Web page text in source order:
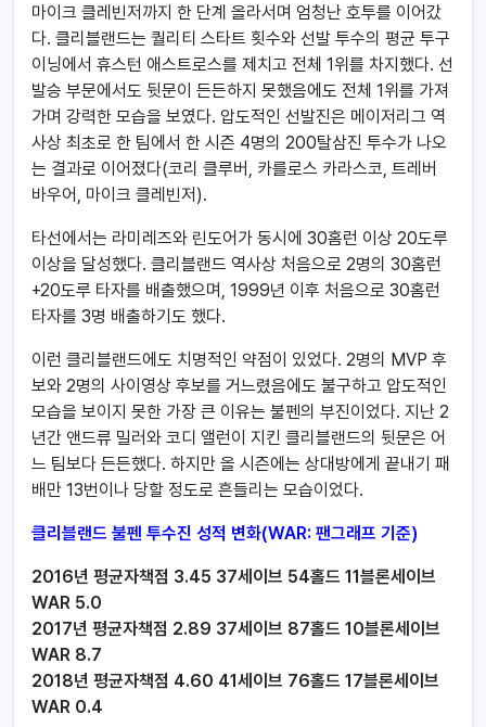
마이크 클레빈저까지 한 단계 올라서며 엄청난 호투를 이어갔
다. 클리블랜드는 퀄리티 스타트 횟수와 선발 투수의 평균 투구
이닝에서 휴스턴 애스트로스를 제치고 전체 1위를 차지했다. 선
발승 부문에서도 뒷문이 든든하지 못했음에도 전체 1위를 가져
가며 강력한 모습을 보였다. 압도적인 선발진은 메이저리그 역
사상 최초로 한 팀에서 한 시즌 4명의 200탈삼진 투수가 나오
는 결과로 이어졌다(코리 클루버, 카를로스 카라스코, 트레버
바우어, 마이크 클레빈저).
타선에서는 라미레즈와 린도어가 동시에 30홈런 이상 20도루
이상을 달성했다. 클리블랜드 역사상 처음으로 2명의 30홈런
+20도루 타자를 배출했으며, 1999년 이후 처음으로 30홈런
타자를 3명 배출하기도 했다.
이런 클리블랜드에도 치명적인 약점이 있었다. 2명의 MVP 후
보와 2명의 사이영상 후보를 거느렸음에도 불구하고 압도적인
모습을 보이지 못한 가장 큰 이유는 불펜의 부진이었다. 지난 2
년간 앤드류 밀러와 코디 앨런이 지킨 클리블랜드의 뒷문은 어
느 팀보다 든든했다. 하지만 올 시즌에는 상대방에게 끝내기 패
배만 13번이나 당할 정도로 흔들리는 모습이었다.
클리블랜드 불펜 투수진 성적 변화(WAR: 팬그래프 기준)
2016년 평균자책점 3.45 37세이브 54홀드 11블론세이브
WAR 5.0
2017년 평균자책점 2.89 37세이브 87홀드 10블론세이브
WAR 8.7
2018년 평균자책점 4.60 41세이브 76홀드 17블론세이브
WAR 0.4